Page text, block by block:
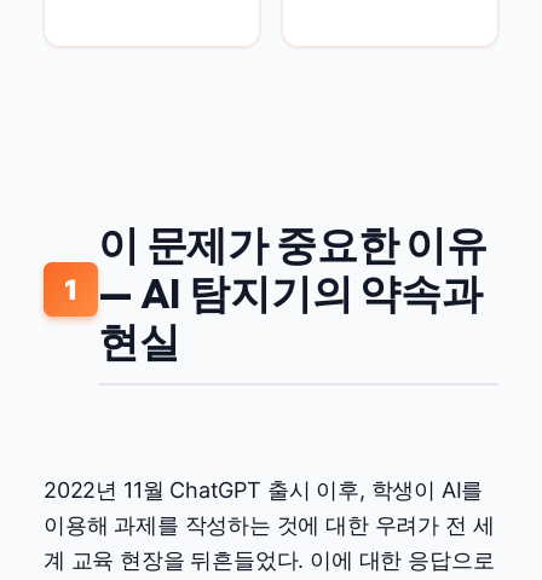
1
이 문제가 중요한 이유
— AI 탐지기의 약속과
현실
2022년 11월 ChatGPT 출시 이후, 학생이 AI를
이용해 과제를 작성하는 것에 대한 우려가 전 세
계 교육 현장을 뒤흔들었다. 이에 대한 응답으로